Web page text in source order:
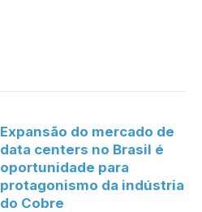
Expansão do mercado de
data centers no Brasil é
oportunidade para
protagonismo da indústria
do Cobre